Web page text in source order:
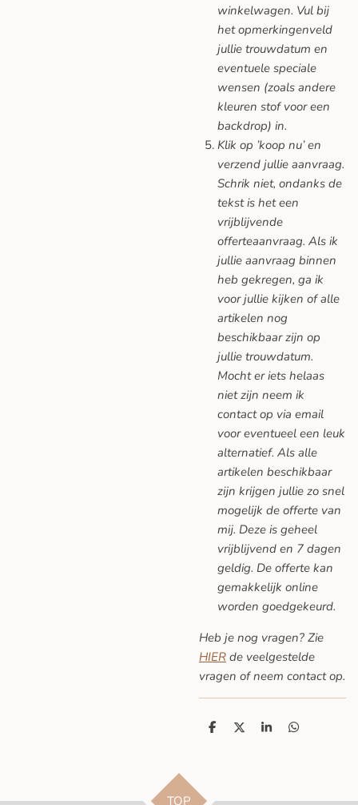
winkelwagen. Vul bij
het opmerkingenveld
jullie trouwdatum en
eventuele speciale
wensen (zoals andere
kleuren stof voor een
backdrop) in.
Klik op ’koop nu’ en
verzend jullie aanvraag.
Schrik niet, ondanks de
tekst is het een
vrijblijvende
offerteaanvraag. Als ik
jullie aanvraag binnen
heb gekregen, ga ik
voor jullie kijken of alle
artikelen nog
beschikbaar zijn op
jullie trouwdatum.
Mocht er iets helaas
niet zijn neem ik
contact op via email
voor eventueel een leuk
alternatief. Als alle
artikelen beschikbaar
zijn krijgen jullie zo snel
mogelijk de offerte van
mij. Deze is geheel
vrijblijvend en 7 dagen
geldig. De offerte kan
gemakkelijk online
worden goedgekeurd.
Heb je nog vragen? Zie
HIER de veelgestelde
vragen of neem contact op.
D
D
S
D
TOP